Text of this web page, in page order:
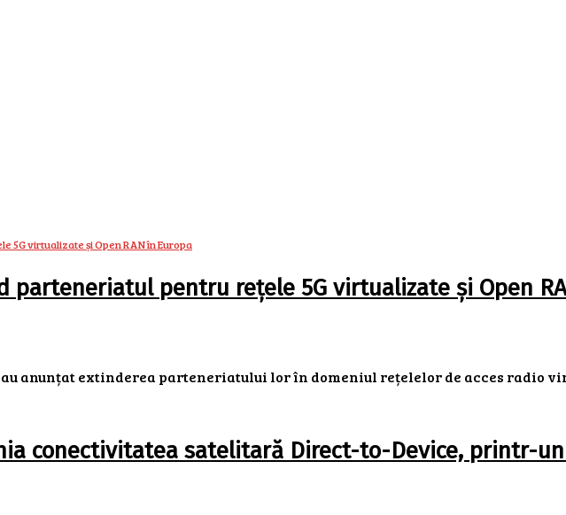
parteneriatul pentru rețele 5G virtualizate și Open
au anunțat extinderea parteneriatului lor în domeniul rețelelor de acces radio
conectivitatea satelitară Direct-to-Device, printr-un